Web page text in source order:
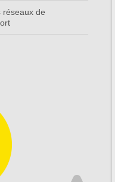
réseaux de